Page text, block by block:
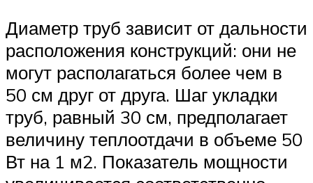
Диаметр труб зависит от дальности
расположения конструкций: они не
могут располагаться более чем в
50 см друг от друга. Шаг укладки
труб, равный 30 см, предполагает
величину теплоотдачи в объеме 50
Вт на 1 м2. Показатель мощности